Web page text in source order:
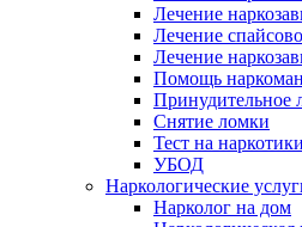
Лечение
Лечение
Лечение
Помощь
Принудительное
Снятие ломки
Тест на
УБОД
Наркологические
Нарколог на дом